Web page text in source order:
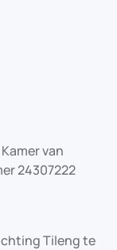
van
24307222
Tileng te